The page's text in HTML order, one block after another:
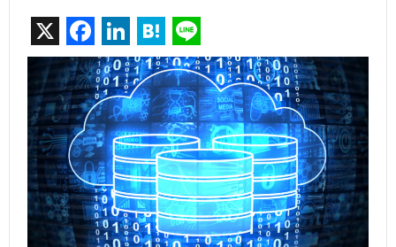
X
F
a
c
e
b
o
o
k
Li
n
k
e
dI
n
H
at
e
n
a
n
e